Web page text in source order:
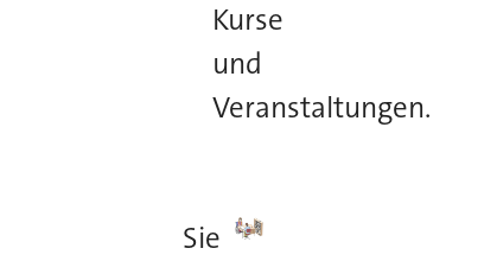
Kurse
und
Veranstaltungen.
Sie